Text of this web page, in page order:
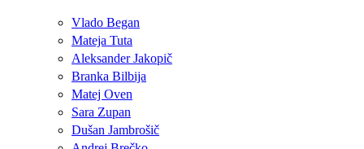
Vlado Began
Mateja Tuta
Aleksander Jakopič
Branka Bilbija
Matej Oven
Sara Zupan
Dušan Jambrošič